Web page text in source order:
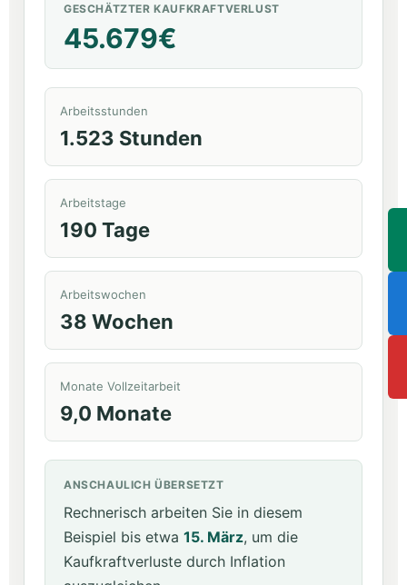
GESCHÄTZTER KAUFKRAFTVERLUST
45.679€
Arbeitsstunden
1.523 Stunden
Arbeitstage
190 Tage
Arbeitswochen
38 Wochen
Monate Vollzeitarbeit
9,0 Monate
ANSCHAULICH ÜBERSETZT
Rechnerisch arbeiten Sie in diesem
Beispiel bis etwa 15. März, um die
Kaufkraftverluste durch Inflation